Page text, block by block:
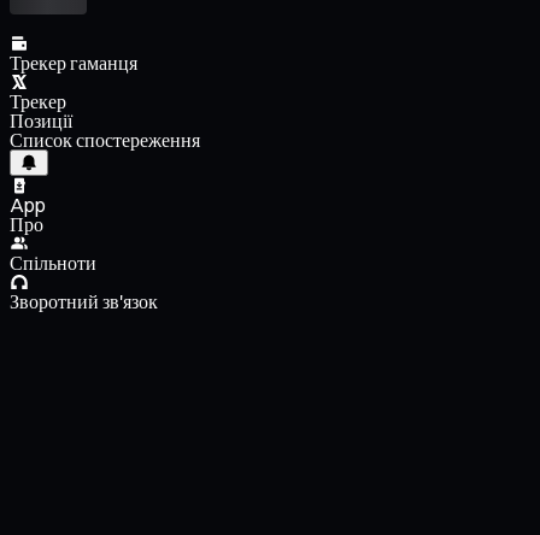
Трекер гаманця
Трекер
Позиції
Список спостереження
App
Про
Спільноти
Зворотний зв'язок